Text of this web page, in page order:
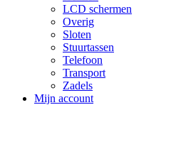
LCD schermen
Overig
Sloten
Stuurtassen
Telefoon
Transport
Zadels
Mijn account